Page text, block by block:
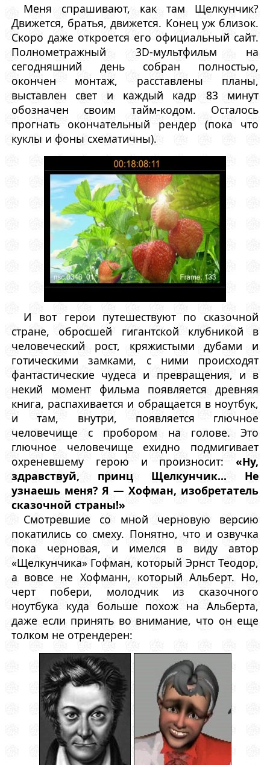
Меня спрашивают, как там Щелкунчик?
Движется, братья, движется. Конец уж близок.
Скоро даже откроется его официальный сайт.
Полнометражный 3D-мультфильм на
сегодняшний день собран полностью,
окончен монтаж, расставлены планы,
выставлен свет и каждый кадр 83 минут
обозначен своим тайм-кодом. Осталось
прогнать окончательный рендер (пока что
куклы и фоны схематичны).
И вот герои путешествуют по сказочной
стране, обросшей гигантской клубникой в
человеческий рост, кряжистыми дубами и
готическими замками, с ними происходят
фантастические чудеса и превращения, и в
некий момент фильма появляется древняя
книга, распахивается и обращается в ноутбук,
и там, внутри, появляется глючное
человечище с пробором на голове. Это
глючное человечище ехидно подмигивает
охреневшему герою и произносит:«Ну,
здравствуй, принц Щелкунчик... Не
узнаешь меня? Я — Хофман, изобретатель
сказочной страны!»
Смотревшие со мной черновую версию
покатились со смеху. Понятно, что и озвучка
пока черновая, и имелся в виду автор
«Щелкунчика» Гофман, который Эрнст Теодор,
а вовсе не Хофманн, который Альберт. Но,
черт побери, молодчик из сказочного
ноутбука куда больше похож на Альберта,
даже если принять во внимание, что он еще
толком не отрендерен: